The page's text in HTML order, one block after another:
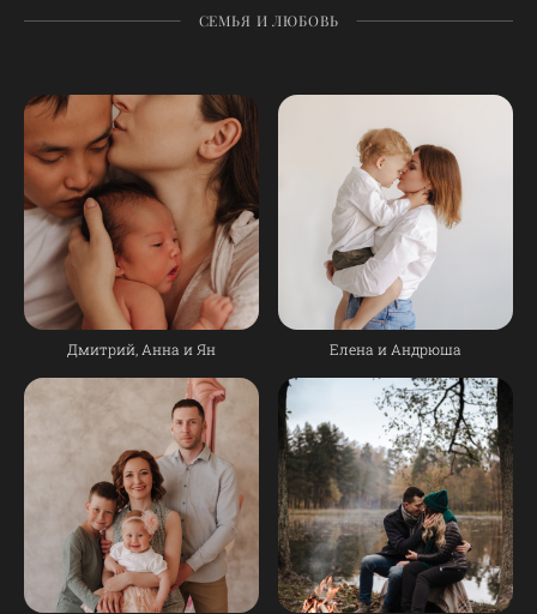
СЕМЬЯ И ЛЮБОВЬ
Дмитрий, Анна и Ян Елена и Андрюша